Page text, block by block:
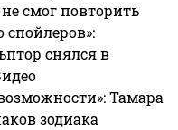
смог повторить
снялся в
Тамара
зодиака